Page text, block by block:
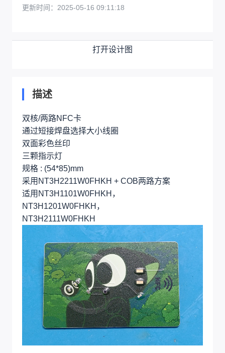
更新时间： 2025-05-16 09:11:18
打开设计图
描述
双核/两路NFC卡
通过短接焊盘选择大小线圈
双面彩色丝印
三颗指示灯
规格 : (54*85)mm
采用NT3H2211W0FHKH + COB两路方案
适用NT3H1101W0FHKH，
NT3H1201W0FHKH，
NT3H2111W0FHKH